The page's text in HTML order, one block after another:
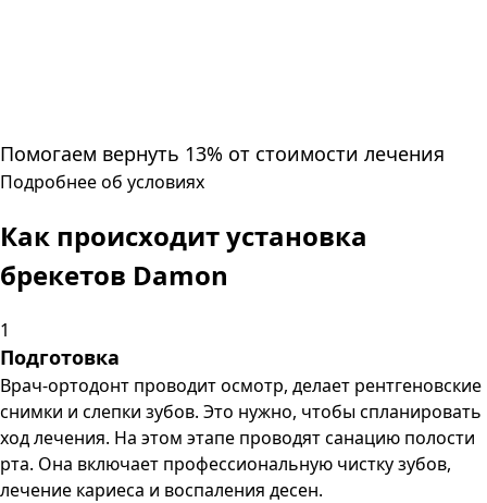
Помогаем вернуть 13% от стоимости лечения
Подробнее об условиях
Как происходит установка
брекетов Damon
1
Подготовка
Врач-ортодонт проводит осмотр, делает рентгеновские
снимки и слепки зубов. Это нужно, чтобы спланировать
ход лечения. На этом этапе проводят санацию полости
рта. Она включает профессиональную чистку зубов,
лечение кариеса и воспаления десен.